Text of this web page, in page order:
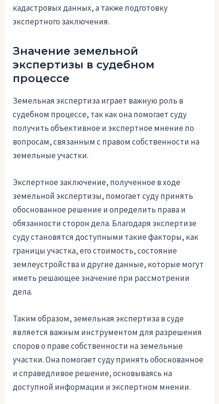
кадастровых данных, а также подготовку
экспертного заключения.
Значение земельной
экспертизы в судебном
процессе
Земельная экспертиза играет важную роль в
судебном процессе, так как она помогает суду
получить объективное и экспертное мнение по
вопросам, связанным с правом собственности на
земельные участки.
Экспертное заключение, полученное в ходе
земельной экспертизы, помогает суду принять
обоснованное решение и определить права и
обязанности сторон дела. Благодаря экспертизе
суду становятся доступными такие факторы, как
границы участка, его стоимость, состояние
землеустройства и другие данные, которые могут
иметь решающее значение при рассмотрении
дела.
Таким образом, земельная экспертиза в суде
является важным инструментом для разрешения
споров о праве собственности на земельные
участки. Она помогает суду принять обоснованное
и справедливое решение, основываясь на
доступной информации и экспертном мнении.